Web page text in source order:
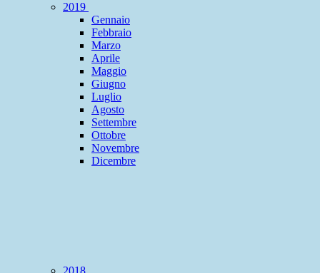
2019
Gennaio
Febbraio
Marzo
Aprile
Maggio
Giugno
Luglio
Agosto
Settembre
Ottobre
Novembre
Dicembre